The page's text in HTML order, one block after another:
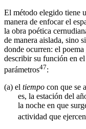
El método elegido tiene
manera de enfocar el
la obra poética
de manera aislada, sino
donde ocurren: el
describir su función en
parámetros47:
(a) el tiempo con que se
es, la estación del
la noche en que
actividad que ejercen